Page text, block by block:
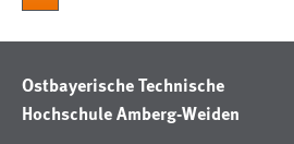
Ostbayerische Technische
Hochschule Amberg-Weiden
Name: